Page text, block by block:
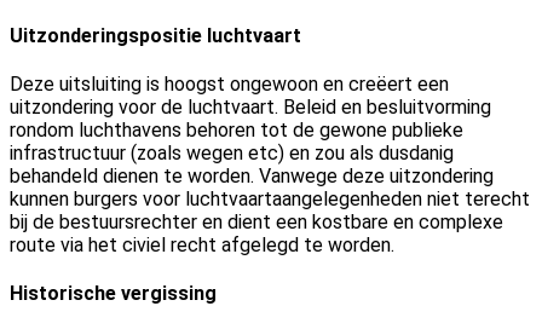
Uitzonderingspositie luchtvaart
Deze uitsluiting is hoogst ongewoon en creëert een
uitzondering voor de luchtvaart. Beleid en besluitvorming
rondom luchthavens behoren tot de gewone publieke
infrastructuur (zoals wegen etc) en zou als dusdanig
behandeld dienen te worden. Vanwege deze uitzondering
kunnen burgers voor luchtvaartaangelegenheden niet terecht
bij de bestuursrechter en dient een kostbare en complexe
route via het civiel recht afgelegd te worden.
Historische vergissing